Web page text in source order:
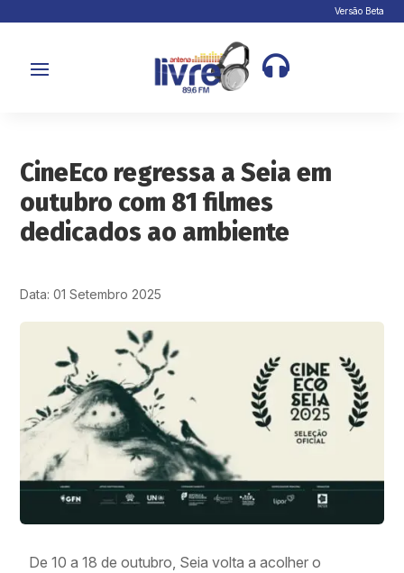
Versão Beta

CineEco regressa a Seia em
outubro com 81 filmes
dedicados ao ambiente
Data: 01 Setembro 2025
De 10 a 18 de outubro, Seia volta a acolher o